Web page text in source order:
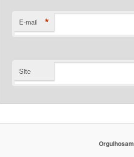
E-mail *
Site